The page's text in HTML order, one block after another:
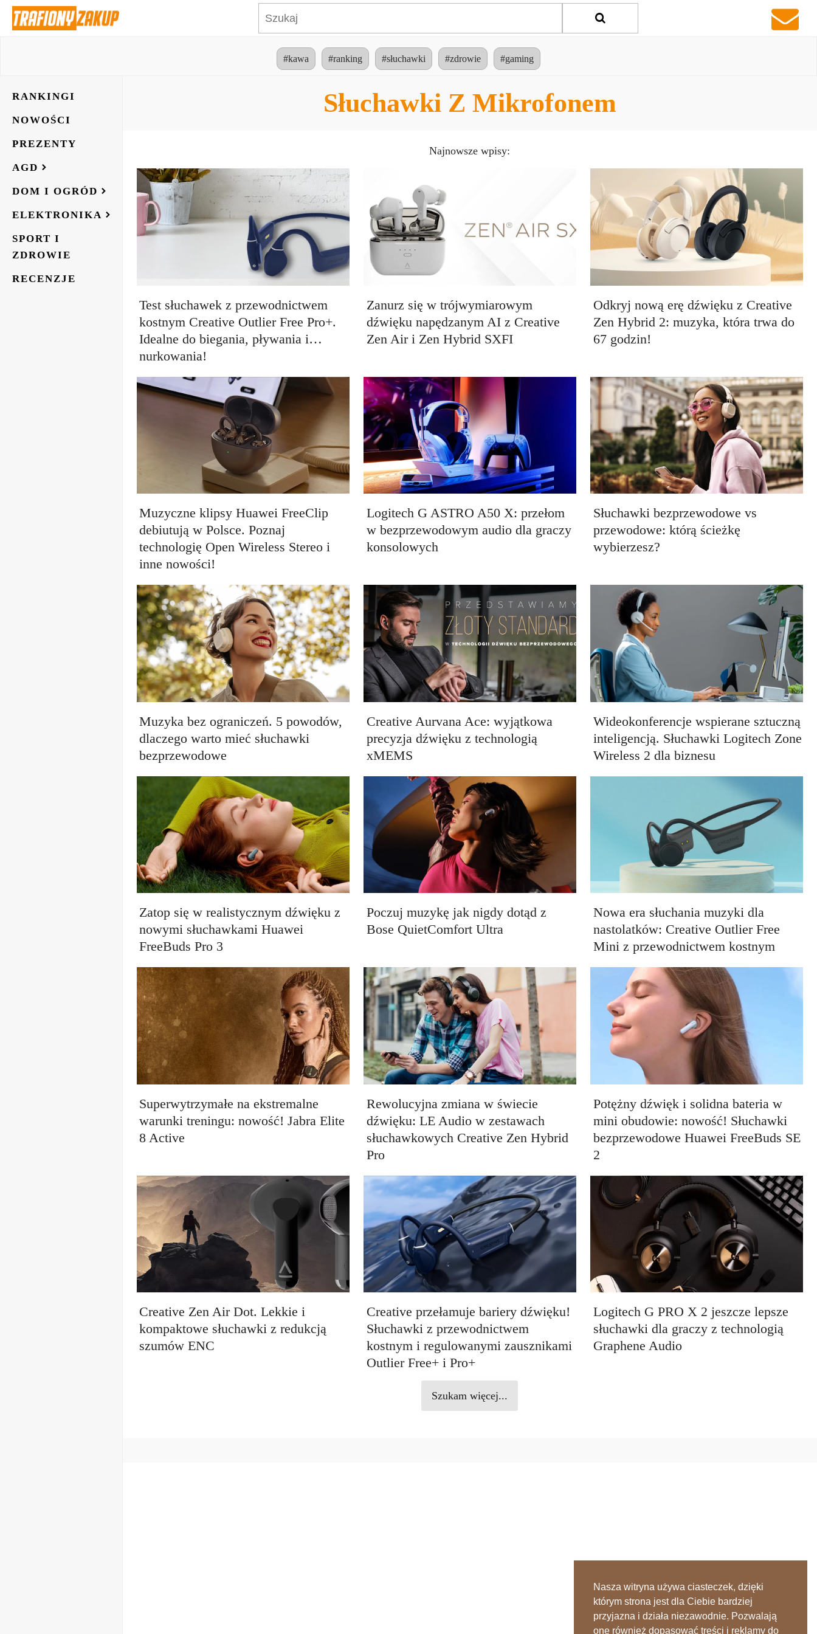
#kawa #ranking #słuchawki #zdrowie #gaming
RANKINGI
NOWOŚCI
PREZENTY
AGD
DOM I OGRÓD
ELEKTRONIKA
SPORT I
ZDROWIE
RECENZJE
Słuchawki Z Mikrofonem
Najnowsze wpisy:
Test słuchawek z przewodnictwem
kostnym Creative Outlier Free Pro+.
Idealne do biegania, pływania i…
nurkowania!
Zanurz się w trójwymiarowym
dźwięku napędzanym AI z Creative
Zen Air i Zen Hybrid SXFI
Odkryj nową erę dźwięku z Creative
Zen Hybrid 2: muzyka, która trwa do
67 godzin!
Muzyczne klipsy Huawei FreeClip
debiutują w Polsce. Poznaj
technologię Open Wireless Stereo i
inne nowości!
Logitech G ASTRO A50 X: przełom
w bezprzewodowym audio dla graczy
konsolowych
Słuchawki bezprzewodowe vs
przewodowe: którą ścieżkę
wybierzesz?
Muzyka bez ograniczeń. 5 powodów,
dlaczego warto mieć słuchawki
bezprzewodowe
Creative Aurvana Ace: wyjątkowa
precyzja dźwięku z technologią
xMEMS
Wideokonferencje wspierane sztuczną
inteligencją. Słuchawki Logitech Zone
Wireless 2 dla biznesu
Zatop się w realistycznym dźwięku z
nowymi słuchawkami Huawei
FreeBuds Pro 3
Poczuj muzykę jak nigdy dotąd z
Bose QuietComfort Ultra
Nowa era słuchania muzyki dla
nastolatków: Creative Outlier Free
Mini z przewodnictwem kostnym
Superwytrzymałe na ekstremalne
warunki treningu: nowość! Jabra Elite
8 Active
Rewolucyjna zmiana w świecie
dźwięku: LE Audio w zestawach
słuchawkowych Creative Zen Hybrid
Pro
Potężny dźwięk i solidna bateria w
mini obudowie: nowość! Słuchawki
bezprzewodowe Huawei FreeBuds SE
2
Creative Zen Air Dot. Lekkie i
kompaktowe słuchawki z redukcją
szumów ENC
Creative przełamuje bariery dźwięku!
Słuchawki z przewodnictwem
kostnym i regulowanymi zausznikami
Outlier Free+ i Pro+
Logitech G PRO X 2 jeszcze lepsze
słuchawki dla graczy z technologią
Graphene Audio
Szukam więcej...
Nasza witryna używa ciasteczek, dzięki
którym strona jest dla Ciebie bardziej
przyjazna i działa niezawodnie. Pozwalają
one również dopasować treści i reklamy do